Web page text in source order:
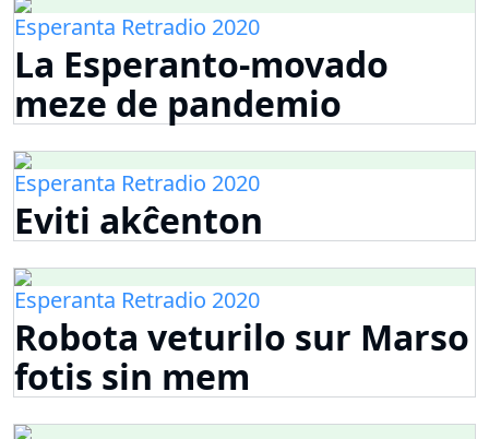
Esperanta Retradio 2020
La Esperanto-movado
meze de pandemio
Esperanta Retradio 2020
Eviti akĉenton
Esperanta Retradio 2020
Robota veturilo sur Marso
fotis sin mem